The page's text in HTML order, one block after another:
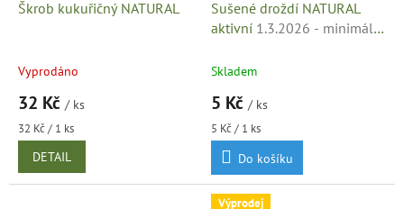
Škrob kukuřičný NATURAL
Vyprodáno
32 Kč / ks
Měrná
cena:
32 Kč / 1 ks
DETAIL
Sušené droždí NATURAL
aktivní 1.3.2026 - minimální
Skladem
5 Kč / ks
Měrná
cena:
5 Kč / 1 ks
Do košíku
Výprodej